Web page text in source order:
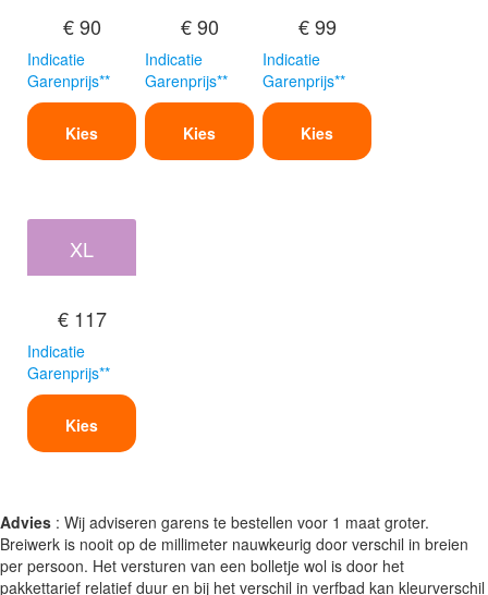
€ 90
Indicatie
Garenprijs**
Kies
€ 90
Indicatie
Garenprijs**
Kies
€ 99
Indicatie
Garenprijs**
Kies
XL
€ 117
Indicatie
Garenprijs**
Kies
Advies : Wij adviseren garens te bestellen voor 1 maat groter.
Breiwerk is nooit op de millimeter nauwkeurig door verschil in breien
per persoon. Het versturen van een bolletje wol is door het
pakkettarief relatief duur en bij het verschil in verfbad kan kleurverschil